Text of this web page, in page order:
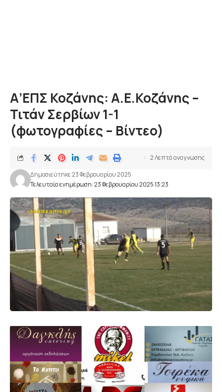
Α’ΕΠΣ Κοζάνης: Α.Ε.Κοζάνης –
Τιτάν Σερβίων 1-1
(φωτογραφίες – Βίντεο)
Τελευταία ενημέρωση: 23 Φεβρουαρίου 2025 13:23
Δημοσιεύτηκε 23 Φεβρουαρίου 2025
2 Λεπτά αναγνωσης